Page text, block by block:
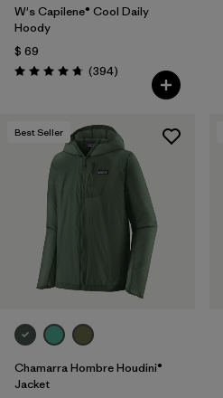
W's Capilene® Cool Daily
Hoody
$ 69
Valoración: 4.7 / 5
(394Comentarios
)
Best Seller
Chamarra Hombre Houdini®
Jacket